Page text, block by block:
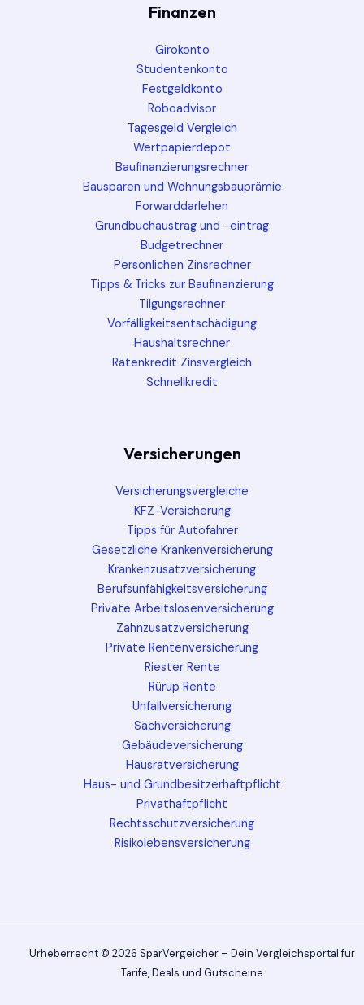
Finanzen
Girokonto
Studentenkonto
Festgeldkonto
Roboadvisor
Tagesgeld Vergleich
Wertpapierdepot
Baufinanzierungsrechner
Bausparen und Wohnungsbauprämie
Forwarddarlehen
Grundbuchaustrag und -eintrag
Budgetrechner
Persönlichen Zinsrechner
Tipps & Tricks zur Baufinanzierung
Tilgungsrechner
Vorfälligkeitsentschädigung
Haushaltsrechner
Ratenkredit Zinsvergleich
Schnellkredit
Versicherungen
Versicherungsvergleiche
KFZ-Versicherung
Tipps für Autofahrer
Gesetzliche Krankenversicherung
Krankenzusatzversicherung
Berufsunfähigkeitsversicherung
Private Arbeitslosenversicherung
Zahnzusatzversicherung
Private Rentenversicherung
Riester Rente
Rürup Rente
Unfallversicherung
Sachversicherung
Gebäudeversicherung
Hausratversicherung
Haus- und Grundbesitzerhaftpflicht
Privathaftpflicht
Rechtsschutzversicherung
Risikolebensversicherung
Urheberrecht © 2026 SparVergeicher – Dein Vergleichsportal für
Tarife, Deals und Gutscheine